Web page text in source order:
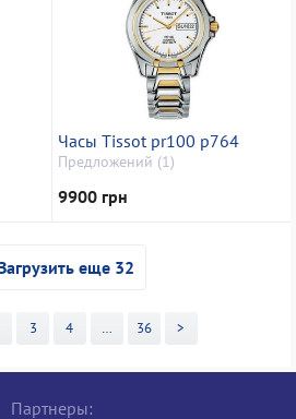
Часы Tissot pr100 p764
Предложений (1)
9900 грн
еще 32
3 4 >> 36 >
Партнеры: